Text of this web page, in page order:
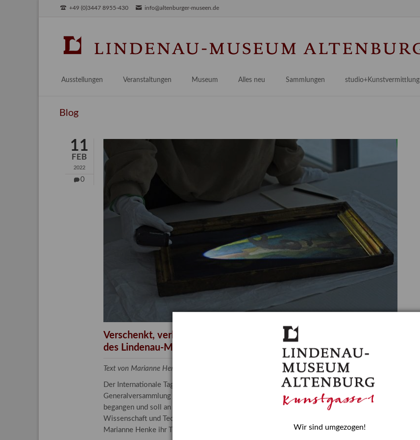
+49 (0)3447 8955-430 info@altenburger-museen.de
Ausstellungen
Aktuell
Veranstaltungen Museum
Praktikum / Praxisprojekt
Bestandskataloge & Editionen
Gesamtverzeichnis
Kalender
Alles neu
Provenienzforschung
Kulturelle Vermittlung
Länderübergreifende kulturtouristische Ziele
Sammlungen
Malerei 17.–19. Jh.
Deutsche Malerei 20./21. Jh.
Grafische Sammlung
Kunstbibliothek
Restaurierung
Forschung
studio+Kunstvermittlung
Angebote für Erwachsene
Angebote für Kitas
Blog
11
FEB
2022
0
Verschenkt, verkauft, vergessen? – Kunstdetektivinnen im Dienste
des Lindenau-Museums
Text von Marianne Henke, Provenienzforscherin am Lindenau-Museum Altenburg
Der Internationale Tag der Frauen und Mädchen in der Wissenschaft wurde 2015 in der
Generalversammlung der Vereinten Nationen beschlossen. Er wird jährlich am 11. Februar
begangen und soll an die entscheidende Rolle erinnern, die Mädchen und Frauen in
Wissenschaft und Technologie spielen. In ihrem Blogbeitrag stellt Provenienzforscherin
Marianne Henke ihr Tätigkeitsfeld vor.
Wir sind umgezogen!